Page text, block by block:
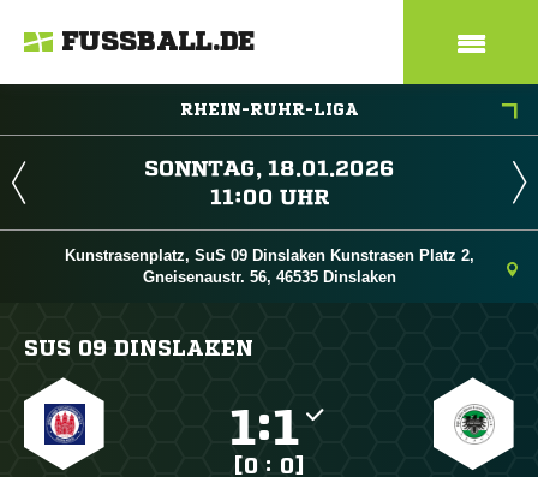
FUSSBALL.DE
RHEIN-RUHR-LIGA
 
 
Kunstrasenplatz, SuS 09 Dinslaken Kunstrasen Platz 2,
Gneisenaustr. 56, 46535 Dinslaken
SUS 09 DINSLAKEN
:
[0 : 0]